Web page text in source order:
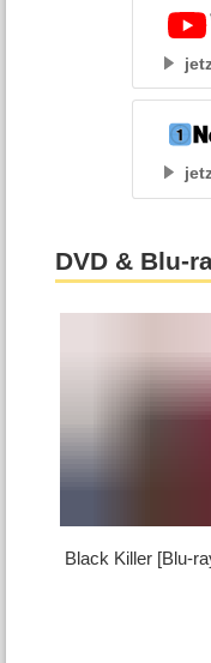
DVD & Blu-
Black Killer [Blu-